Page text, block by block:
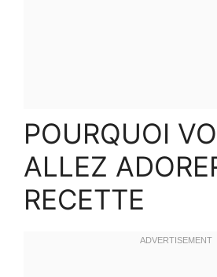
POURQUOI
ALLEZ
RECETTE